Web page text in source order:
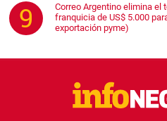
Correo Argentino elimina el
franquicia de US$ 5.000
exportación pyme)